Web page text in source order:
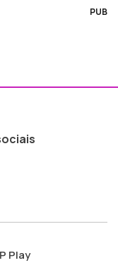
PUB
ao
Play